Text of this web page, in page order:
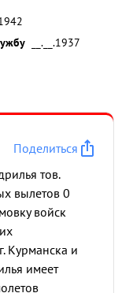
__.__.1937
Поделиться
тов.
вылетов 0
войск
Курманска и
имеет